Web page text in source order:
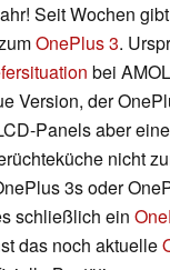
Seit Wochen
OnePlus 3.
bei
Version, der
Panels aber
nicht
3s oder
schließlich ein
das noch aktuelle